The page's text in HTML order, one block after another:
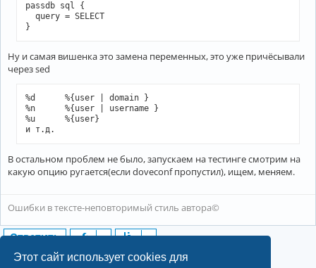
Этот сайт использует cookies для
passdb sql {
  query = SELECT
}
Ну и самая вишенка это замена переменных, это уже причёсывали
через sed
%d	%{user | domain }
%n	%{user | username }
%u	%{user}
В остальном проблем не было, запускаем на тестинге смотрим на
какую опцию ругается(если doveconf пропустил), ищем, меняем.
Ошибки в тексте-неповторимый стиль автора©
Ответить
6 сообщений • Страница